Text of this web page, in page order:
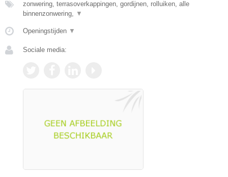
zonwering, terrasoverkappingen, gordijnen, rolluiken, alle
binnenzonwering, ▼
Openingstijden ▼
Sociale media: